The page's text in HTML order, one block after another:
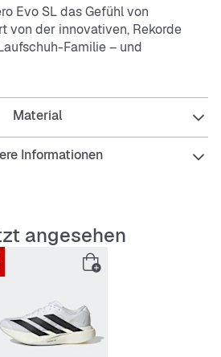
Evo SL das Gefühl von
von der innovativen, Rekorde
Familie – und
1 – wurde der Evo SL so
im Alltag nutzen kannst. Er
Technologie mit einer auffälligen,
und bringt Speed-Vibes
Die reaktionsfreudige
in der Zwischensohle sorgt
Synthetik und Textil
Material
Informationen
angesehen